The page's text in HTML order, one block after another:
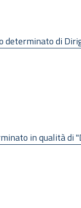
di
in qualità di